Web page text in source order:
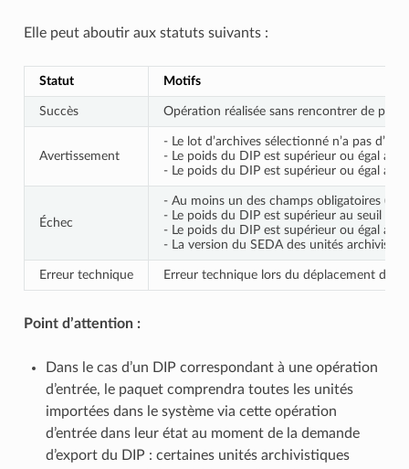
Elle peut aboutir aux statuts suivants :
Statut Motifs
Succès Opération réalisée sans rencontrer de
Avertissement
- Le lot d’archives sélectionné n’a pas
- Le poids du DIP est supérieur ou égal au
- Le poids du DIP est supérieur ou égal au
Échec
- Au moins un des champs obligatoires
- Le poids du DIP est supérieur au seuil de
- Le poids du DIP est supérieur ou égal au
- La version du SEDA des unités
Erreur technique Erreur technique lors du déplacement des
Point d’attention :
Dans le cas d’un DIP correspondant à une opération
d’entrée, le paquet comprendra toutes les unités
importées dans le système via cette opération
d’entrée dans leur état au moment de la demande
d’export du DIP : certaines unités archivistiques